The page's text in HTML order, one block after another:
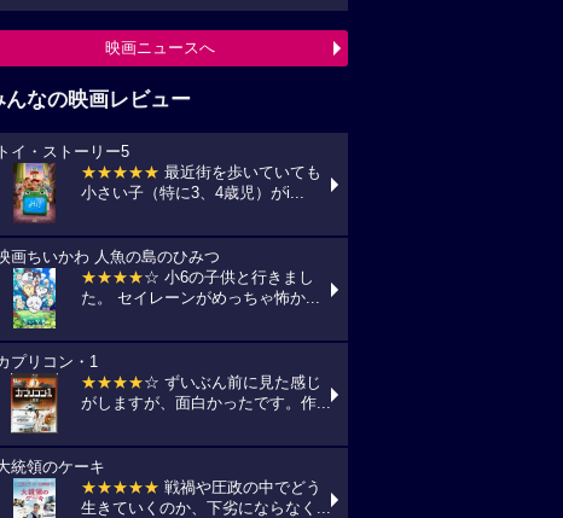
映画ニュースへ
んなの映画レビュー
トイ・ストーリー5
★★★★★ 最近街を歩いていても
小さい子（特に3、4歳児）がi...
画ちいかわ 人魚の島のひみつ
★★★★☆ 小6の子供と行きまし
た。 セイレーンがめっちゃ怖か...
プリコン・1
★★★★☆ ずいぶん前に見た感じ
がしますが、面白かったです。作...
統領のケーキ
★★★★★ 戦禍や圧政の中でどう
生きていくのか、下劣にならなく...